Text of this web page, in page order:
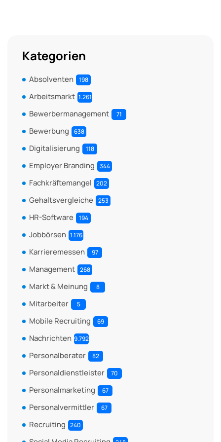
Kategorien
Absolventen 198
Arbeitsmarkt 1.261
Bewerbermanagement 71
Bewerbung 638
Digitalisierung 118
Employer Branding 344
Fachkräftemangel 202
Gehaltsvergleiche 253
HR-Software 194
Jobbörsen 1.176
Karrieremessen 97
Management 268
Markt & Meinung 8
Mitarbeiter 5
Mobile Recruiting 69
Nachrichten 9.792
Personalberater 82
Personaldienstleister 70
Personalmarketing 67
Personalvermittler 67
Recruiting 240